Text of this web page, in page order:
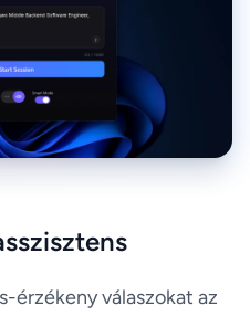
érzékeny válaszokat az